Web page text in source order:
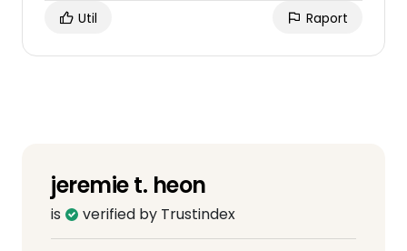
Util Raport
jeremie t. heon
is verified by Trustindex